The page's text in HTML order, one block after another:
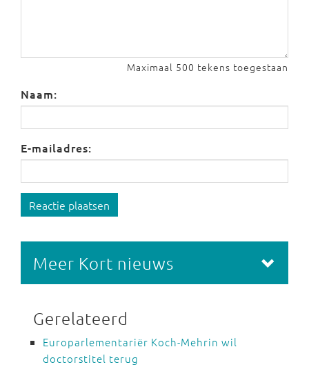
Maximaal 500 tekens toegestaan
Naam:
E-mailadres:
Reactie plaatsen
Meer Kort nieuws
Gerelateerd
Europarlementariër Koch-Mehrin wil
doctorstitel terug